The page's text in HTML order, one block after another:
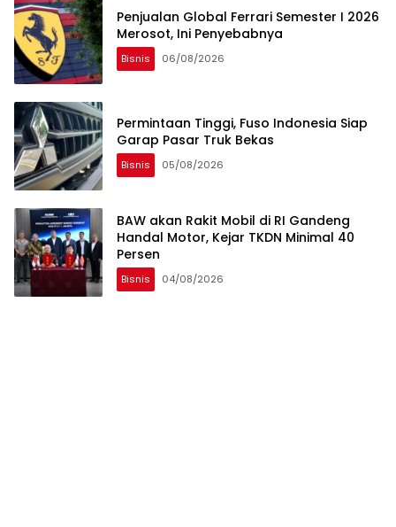
Penjualan Global Ferrari Semester I 2026
Merosot, Ini Penyebabnya
Bisnis 06/08/2026
Permintaan Tinggi, Fuso Indonesia Siap
Garap Pasar Truk Bekas
Bisnis 05/08/2026
BAW akan Rakit Mobil di RI Gandeng
Handal Motor, Kejar TKDN Minimal 40
Persen
Bisnis 04/08/2026